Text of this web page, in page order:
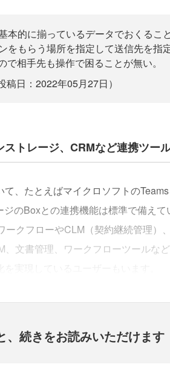
本的に揃っているデータでおくるこ
をもらう場所を指定して送信先を指
相手先も操作で困ることが無い。
稿日：2022年05月27日）
トレージ、CRMなど連携ツー
、たとえばマイクロソフトの
のBoxとの連携機能は標準で備えて
クフローやCLM（契約継続管理）、
文書管理、ワークフローツールな
、続きをお読みいただけます